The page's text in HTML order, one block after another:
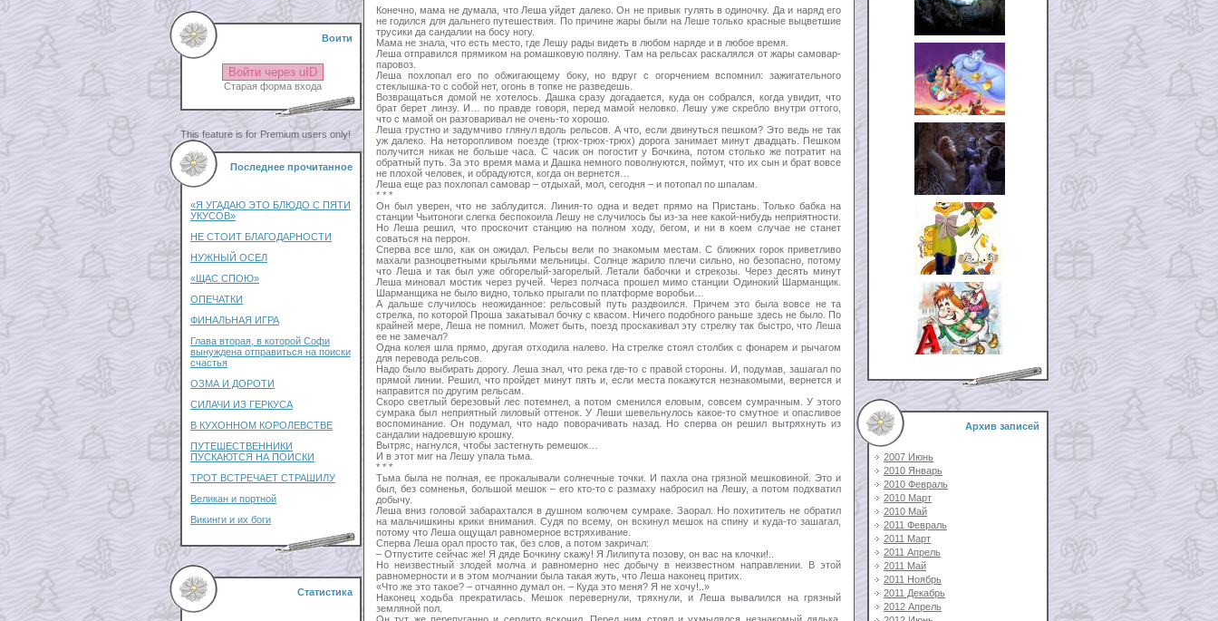
Воити
Войти через uID
Старая форма входа
This feature is for Premium users only!
Последнее прочитанное
«Я УГАДАЮ ЭТО БЛЮДО С ПЯТИ
УКУСОВ»
НЕ СТОИТ БЛАГОДАРНОСТИ
НУЖНЫЙ ОСЕЛ
«ЩАС СПОЮ»
ОПЕЧАТКИ
ФИНАЛЬНАЯ ИГРА
Глава вторая, в которой Софи
вынуждена отправиться на поиски
счастья
ОЗМА И ДОРОТИ
СИЛАЧИ ИЗ ГЕРКУСА
В КУХОННОМ КОРОЛЕВСТВЕ
ПУТЕШЕСТВЕННИКИ
ПУСКАЮТСЯ НА ПОИСКИ
ТРОТ ВСТРЕЧАЕТ СТРАШИЛУ
Великан и портной
Викинги и их боги
Статистика
Конечно, мама не думала, что Леша уйдет далеко. Он не привык гулять в одиночку. Да и наряд его
не годился для дальнего путешествия. По причине жары были на Леше только красные выцветшие
трусики да сандалии на босу ногу.
Мама не знала, что есть место, где Лешу рады видеть в любом наряде и в любое время.
Леша отправился прямиком на ромашковую поляну. Там на рельсах раскалялся от жары самовар-
паровоз.
Леша похлопал его по обжигающему боку, но вдруг с огорчением вспомнил: зажигательного
стеклышка-то с собой нет, огонь в топке не разведешь.
Возвращаться домой не хотелось. Дашка сразу догадается, куда он собрался, когда увидит, что
брат берет линзу. И… по правде говоря, перед мамой неловко. Лешу уже скребло внутри оттого,
что с мамой он разговаривал не очень-то хорошо.
Леша грустно и задумчиво глянул вдоль рельсов. А что, если двинуться пешком? Это ведь не так
уж далеко. На неторопливом поезде (трюх-трюх-трюх) дорога занимает минут двадцать. Пешком
получится никак не больше часа. С часик он погостит у Бочкина, потом столько же потратит на
обратный путь. За это время мама и Дашка немного поволнуются, поймут, что их сын и брат вовсе
не плохой человек, и обрадуются, когда он вернется…
Леша еще раз похлопал самовар – отдыхай, мол, сегодня – и потопал по шпалам.
* * *
Он был уверен, что не заблудится. Линия-то одна и ведет прямо на Пристань. Только бабка на
станции Чьитоноги слегка беспокоила Лешу не случилось бы из-за нее какой-нибудь неприятности.
Но Леша решил, что проскочит станцию на полном ходу, бегом, и ни в коем случае не станет
соваться на перрон.
Сперва все шло, как он ожидал. Рельсы вели по знакомым местам. С ближних горок приветливо
махали разноцветными крыльями мельницы. Солнце жарило плечи сильно, но безопасно, потому
что Леша и так был уже обгорелый-загорелый. Летали бабочки и стрекозы. Через десять минут
Леша миновал мостик через ручей. Через полчаса прошел мимо станции Одинокий Шарманщик.
Шарманщика не было видно, только прыгали по платформе воробьи…
А дальше случилось неожиданное: рельсовый путь раздвоился. Причем это была вовсе не та
стрелка, по которой Проша закатывал бочку с квасом. Ничего подобного раньше здесь не было. По
крайней мере, Леша не помнил. Может быть, поезд проскакивал эту стрелку так быстро, что Леша
ее не замечал?
Одна колея шла прямо, другая отходила налево. На стрелке стоял столбик с фонарем и рычагом
для перевода рельсов.
Надо было выбирать дорогу. Леша знал, что река где-то с правой стороны. И, подумав, зашагал по
прямой линии. Решил, что пройдет минут пять и, если места покажутся незнакомыми, вернется и
направится по другим рельсам.
Скоро светлый березовый лес потемнел, а потом сменился еловым, совсем сумрачным. У этого
сумрака был неприятный лиловый оттенок. У Леши шевельнулось какое-то смутное и опасливое
воспоминание. Он подумал, что надо поворачивать назад. Но сперва он решил вытряхнуть из
сандалии надоевшую крошку.
Вытряс, нагнулся, чтобы застегнуть ремешок…
И в этот миг на Лешу упала тьма.
* * *
Тьма была не полная, ее прокалывали солнечные точки. И пахла она грязной мешковиной. Это и
был, без сомненья, большой мешок – его кто-то с размаху набросил на Лешу, а потом подхватил
добычу.
Леша вниз головой забарахтался в душном колючем сумраке. Заорал. Но похититель не обратил
на мальчишкины крики внимания. Судя по всему, он вскинул мешок на спину и куда-то зашагал,
потому что Леша ощущал равномерное встряхивание.
Сперва Леша орал просто так, без слов, а потом закричал:
– Отпустите сейчас же! Я дяде Бочкину скажу! Я Лилипута позову, он вас на клочки!..
Но неизвестный злодей молча и равномерно нес добычу в неизвестном направлении. В этой
равномерности и в этом молчании была такая жуть, что Леша наконец притих.
«Что же это такое? – отчаянно думал он. – Куда это меня? Я не хочу!..»
Наконец ходьба прекратилась. Мешок перевернули, тряхнули, и Леша вывалился на грязный
земляной пол.
Архив записей
2007 Июнь
2010 Январь
2010 Февраль
2010 Март
2010 Май
2011 Февраль
2011 Март
2011 Апрель
2011 Май
2011 Ноябрь
2011 Декабрь
2012 Апрель